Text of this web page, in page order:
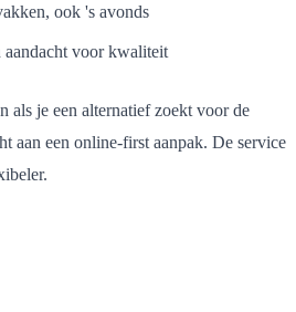
ook 's avonds
aandacht voor kwaliteit
als je een alternatief zoekt voor de
aan een online-first aanpak. De service